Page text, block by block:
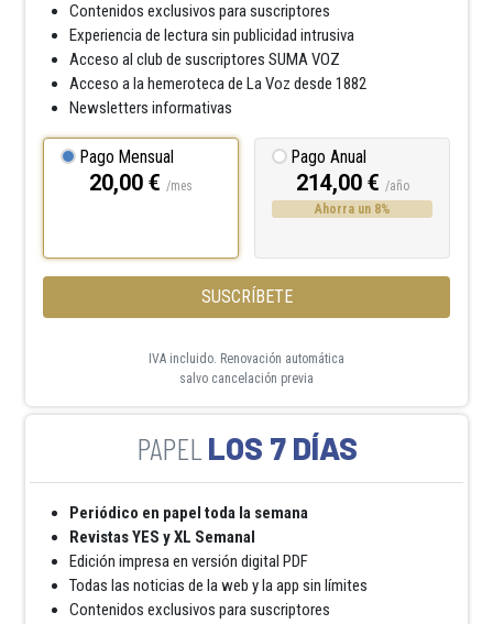
Contenidos exclusivos para suscriptores
Experiencia de lectura sin publicidad intrusiva
Acceso al club de suscriptores SUMA VOZ
Acceso a la hemeroteca de La Voz desde 1882
Newsletters informativas
Pago Mensual
20,00 € /mes
Pago Anual
214,00 € /año
Ahorra un 8%
SUSCRÍBETE
IVA incluido. Renovación automática
salvo cancelación previa
LOS 7 DÍAS
Periódico en papel toda la semana
Revistas YES y XL Semanal
Edición impresa en versión digital PDF
Todas las noticias de la web y la app sin límites
Contenidos exclusivos para suscriptores